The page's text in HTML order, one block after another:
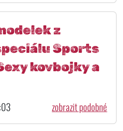
z
Sports
kovbojky a
zobrazit podobné